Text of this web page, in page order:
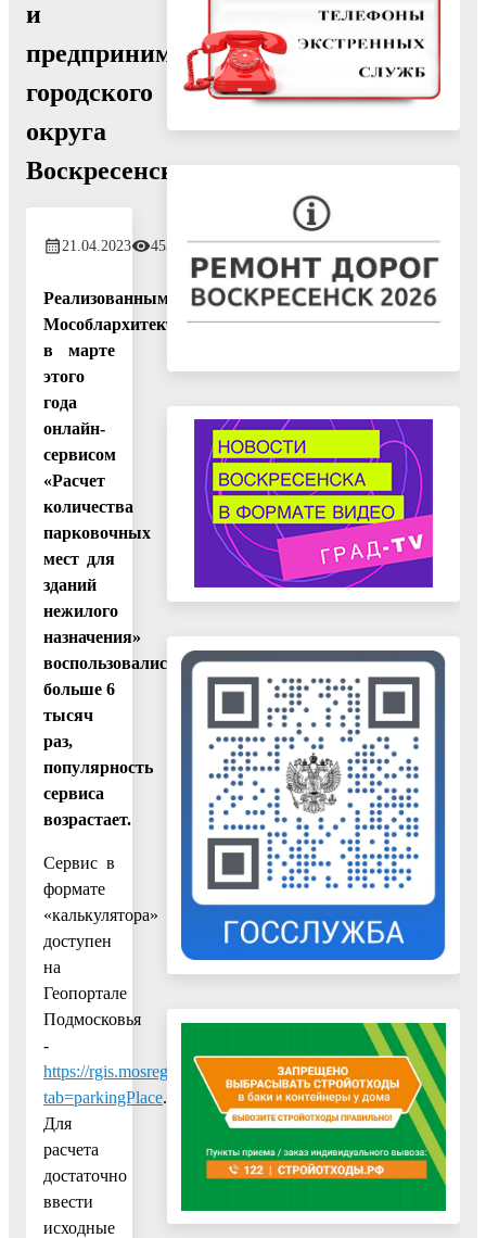
и
предпринимателей
городского
округа
Воскресенск
21.04.2023 453
Реализованным
Мособлархитектурой
в марте
этого
года
онлайн-
сервисом
«Расчет
количества
парковочных
мест для
зданий
нежилого
назначения»
воспользовались
больше 6
тысяч
раз,
популярность
сервиса
возрастает.
Сервис в
формате
«калькулятора»
доступен
на
Геопортале
Подмосковья
-
https://rgis.mosreg.ru/v3/#/?
tab=parkingPlace.
Для
расчета
достаточно
ввести
исходные